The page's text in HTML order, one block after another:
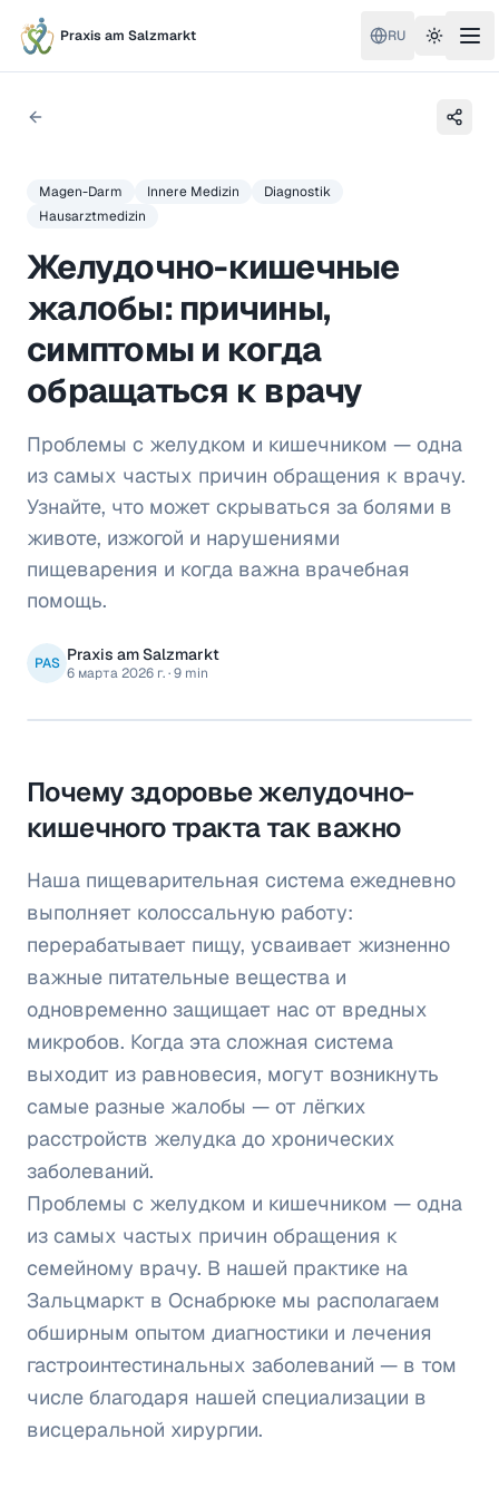
Praxis am Salzmarkt RU Toggle
Magen-Darm Innere Medizin
Diagnostik
Hausarztmedizin
Желудочно-кишечные
жалобы: причины,
симптомы и когда
обращаться к врачу
Проблемы с желудком и кишечником — одна
из самых частых причин обращения к врачу.
Узнайте, что может скрываться за болями в
животе, изжогой и нарушениями
пищеварения и когда важна врачебная
помощь.
PAS Praxis am Salzmarkt
6 марта 2026 г.·9 min
Почему здоровье желудочно-
кишечного тракта так важно
Наша пищеварительная система ежедневно
выполняет колоссальную работу:
перерабатывает пищу, усваивает жизненно
важные питательные вещества и
одновременно защищает нас от вредных
микробов. Когда эта сложная система
выходит из равновесия, могут возникнуть
самые разные жалобы — от лёгких
расстройств желудка до хронических
заболеваний.
Проблемы с желудком и кишечником — одна
из самых частых причин обращения к
семейному врачу. В нашей практике на
Зальцмаркт в Оснабрюке мы располагаем
обширным опытом диагностики и лечения
гастроинтестинальных заболеваний — в том
числе благодаря нашей специализации в
висцеральной хирургии.